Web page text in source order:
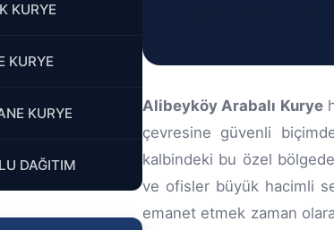
KURYE
KURYE
KURYE
DAĞITIM
Alibeyköy Arabalı Kurye
çevresine güvenli biçimde
kalbindeki bu özel
ve ofisler büyük hacimli
emanet etmek zaman